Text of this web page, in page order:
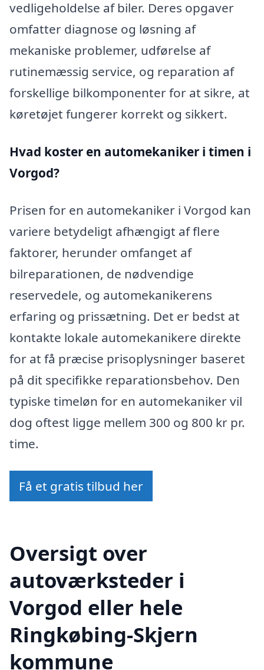
vedligeholdelse af biler. Deres opgaver
omfatter diagnose og løsning af
mekaniske problemer, udførelse af
rutinemæssig service, og reparation af
forskellige bilkomponenter for at sikre, at
køretøjet fungerer korrekt og sikkert.
Hvad koster en automekaniker i timen i
Vorgod?
Prisen for en automekaniker i Vorgod kan
variere betydeligt afhængigt af flere
faktorer, herunder omfanget af
bilreparationen, de nødvendige
reservedele, og automekanikerens
erfaring og prissætning. Det er bedst at
kontakte lokale automekanikere direkte
for at få præcise prisoplysninger baseret
på dit specifikke reparationsbehov. Den
typiske timeløn for en automekaniker vil
dog oftest ligge mellem 300 og 800 kr pr.
time.
Få et gratis tilbud her
Oversigt over
autoværksteder i
Vorgod eller hele
Ringkøbing-Skjern
kommune